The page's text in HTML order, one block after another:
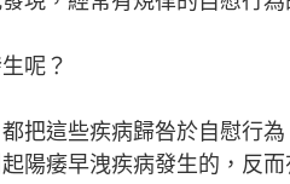
呢？
把這些疾病歸咎於自慰行
陽痿早洩疾病發生的，反